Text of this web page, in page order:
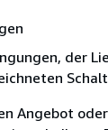
der
Angebot